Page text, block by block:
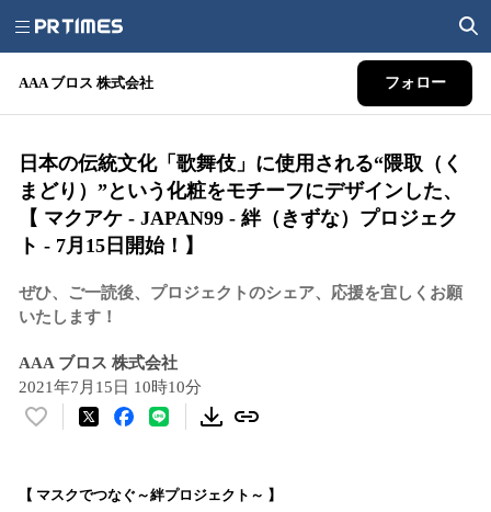
AAA ブロス 株式会社 フォロー
日本の伝統文化「歌舞伎」に使用される“隈取（く
まどり）”という化粧をモチーフにデザインした、
【 マクアケ - JAPAN99 - 絆（きずな）プロジェク
ト - 7月15日開始！】
ぜひ、ご一読後、プロジェクトのシェア、応援を宜しくお願
いたします！
AAA ブロス 株式会社
2021年7月15日 10時10分
い
！
【 マスクでつなぐ～絆プロジェクト～ 】